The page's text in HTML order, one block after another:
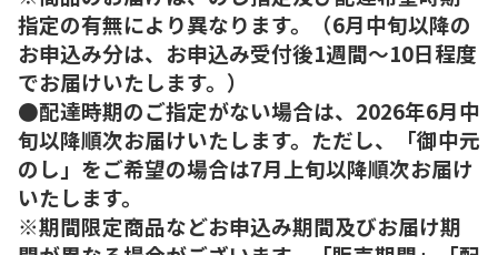
指定の有無により異なります。（6月中旬以降の
お申込み分は、お申込み受付後1週間～10日程度
でお届けいたします。）
●配達時期のご指定がない場合は、2026年6月中
旬以降順次お届けいたします。ただし、「御中元
のし」をご希望の場合は7月上旬以降順次お届け
いたします。
※期間限定商品などお申込み期間及びお届け期